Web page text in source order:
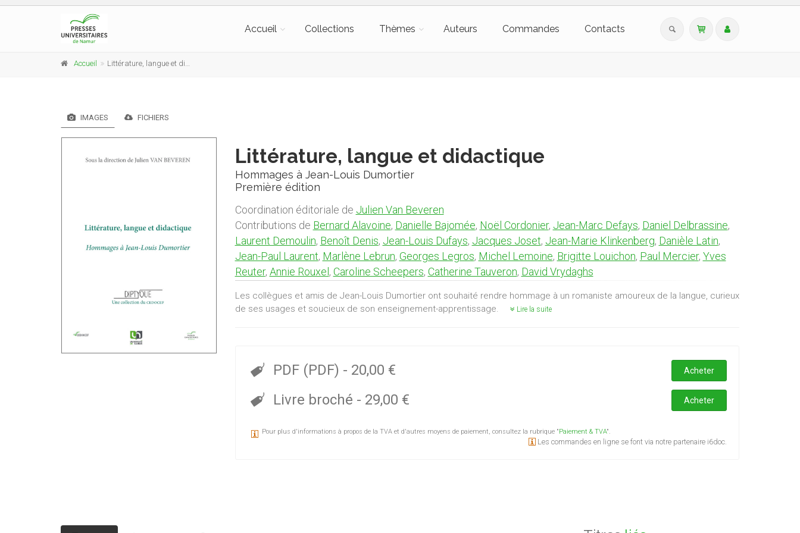
Accueil Collections Thèmes Auteurs Commandes Contacts
Accueil Littérature, langue et didactique
IMAGES FICHIERS
Littérature, langue et didactique
Hommages à Jean-Louis Dumortier
Première édition
Coordination éditoriale de Julien Van Beveren
Contributions de Bernard Alavoine, Danielle Bajomée, Noël Cordonier, Jean-Marc Defays, Daniel Delbrassine,
Laurent Demoulin, Benoît Denis, Jean-Louis Dufays, Jacques Joset, Jean-Marie Klinkenberg, Danièle Latin,
Jean-Paul Laurent, Marlène Lebrun, Georges Legros, Michel Lemoine, Brigitte Louichon, Paul Mercier, Yves
Reuter, Annie Rouxel , Caroline Scheepers, Catherine Tauveron, David Vrydaghs
Les collègues et amis de Jean-Louis Dumortier ont souhaité rendre hommage à un romaniste amoureux de la langue, curieux
de ses usages et soucieux de son enseignement-apprentissage.
Lire la suite
PDF (PDF) - 20,00 € Acheter
Livre broché - 29,00 € Acheter
Pour plus d'informations à propos de la TVA et d'autres moyens de paiement, consultez la rubrique "Paiement & TVA".
Les commandes en ligne se font via notre partenaire i6doc.